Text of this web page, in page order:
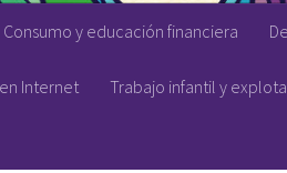
Consumo y educación financiera
Internet Trabajo infantil y